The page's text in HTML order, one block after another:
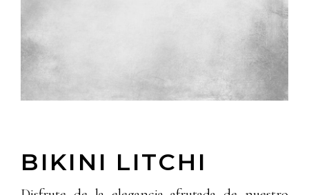
BIKINI LITCHI